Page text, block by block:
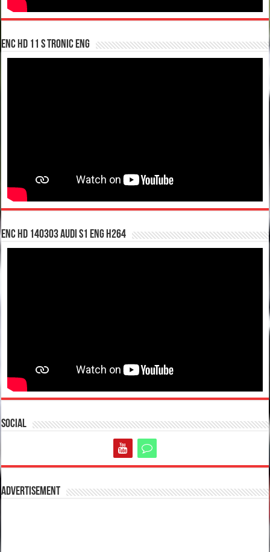
enc hd 11 S tronic ENG
enc hd 140303 Audi S1 ENG H264
Social
Advertisement